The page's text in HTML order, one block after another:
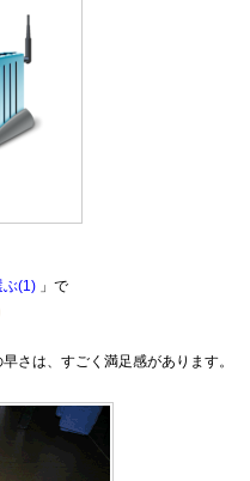
ぶ(1) 」で
さは、すごく満足感があります。